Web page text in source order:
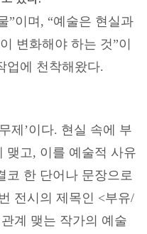
”이며 , “예술은 현실과
변화해야 하는 것”이
업에 천착해왔다.
무제 ’이다. 현실 속에 부
맺고, 이를 예술적 사유
코 한 단어나 문장으로
전시의 제목인 <부유/
계 맺는 작가의 예술